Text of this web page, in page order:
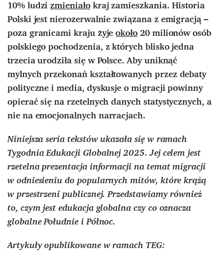
10% ludzizmieniałokraj zamieszkania. Historia
Polski jest nierozerwalnie związana z emigracją –
poza granicami kraju żyjeokoło20 milionów osób
polskiego pochodzenia, z których blisko jedna
trzecia urodziła się w Polsce. Aby uniknąć
mylnych przekonań kształtowanych przez debaty
polityczne i media, dyskusje o migracji powinny
opierać się na rzetelnych danych statystycznych, a
nie na emocjonalnych narracjach.
Niniejsza seria tekstów ukazała się w ramach
Tygodnia Edukacji Globalnej 2025. Jej celem jest
rzetelna prezentacja informacji na temat migracji
w odniesieniu do popularnych mitów, które krążą
w przestrzeni publicznej. Przedstawiamy również
to, czym jest edukacja globalna czy co oznacza
globalne Południe i Północ.
Artykuły opublikowane w ramach TEG: